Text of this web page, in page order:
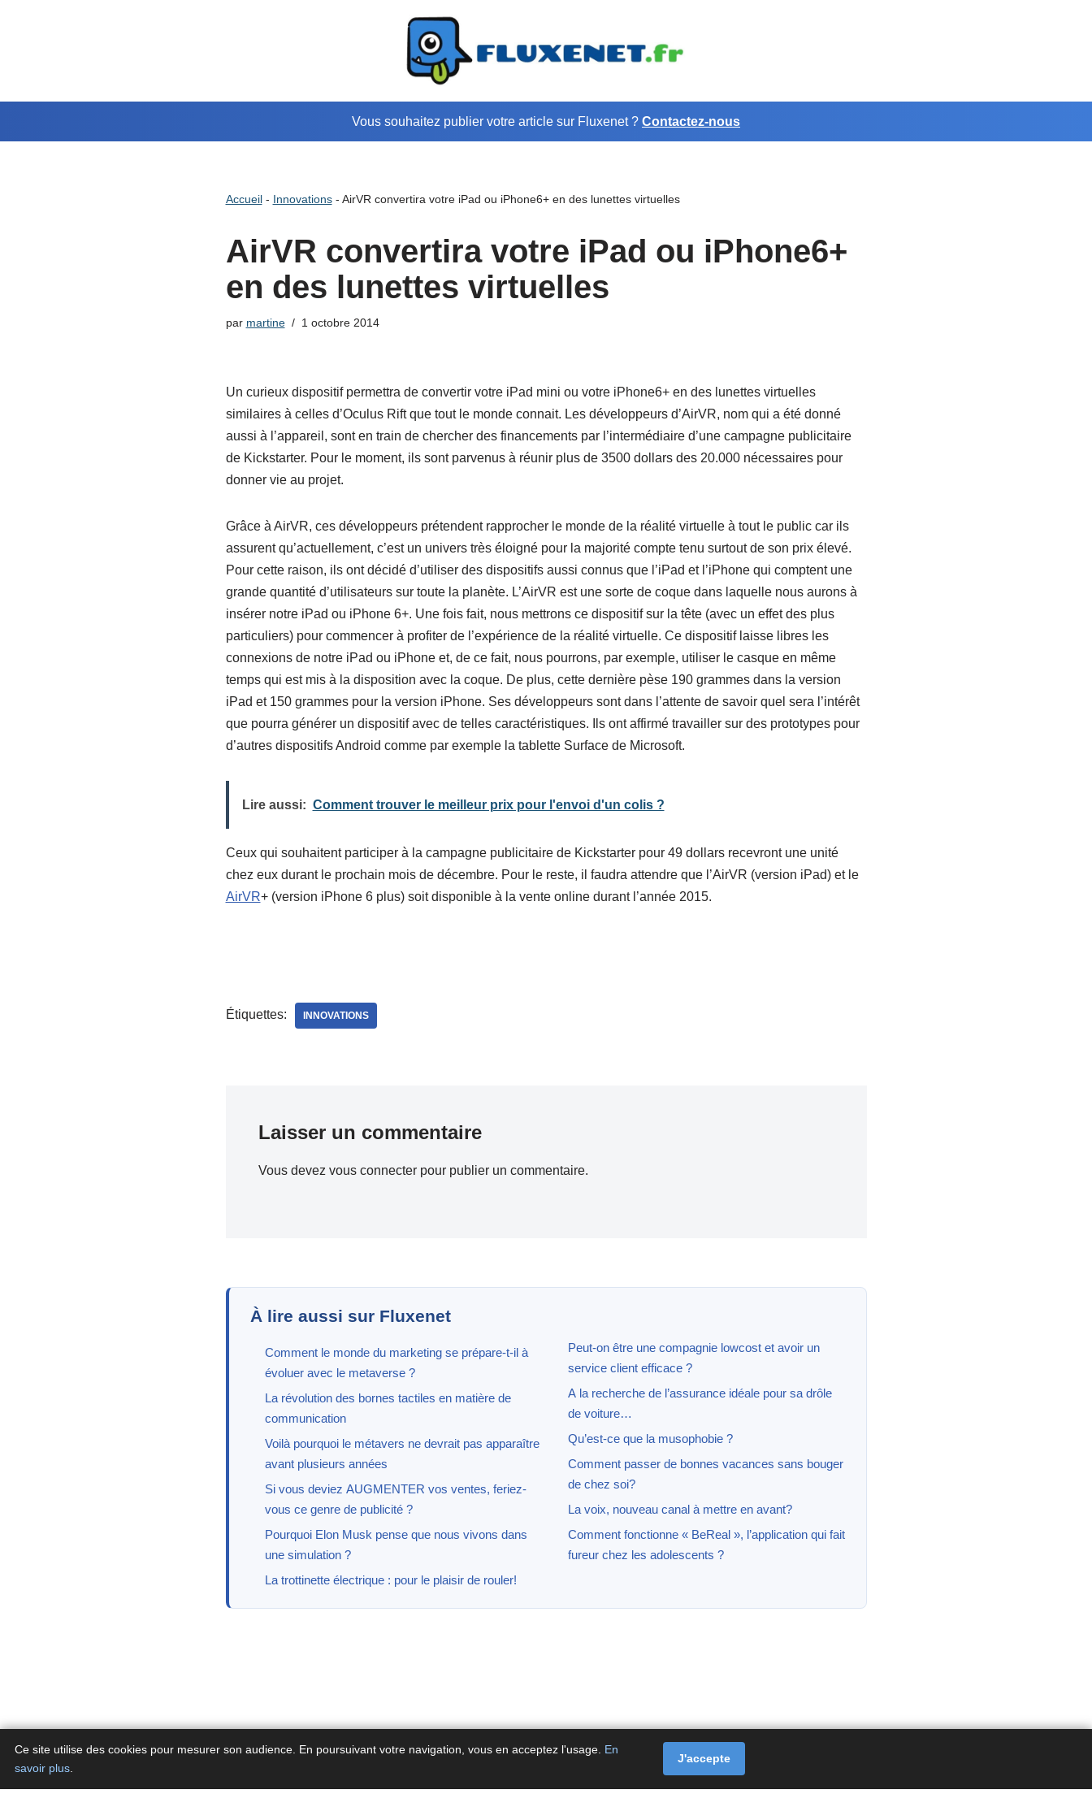
Vous souhaitez publier votre article sur Fluxenet ? Contactez-nous
Accueil- Innovations- AirVR convertira votre iPad ou iPhone6+ en des lunettes virtuelles
AirVR convertira votre iPad ou iPhone6+
en des lunettes virtuelles
par martine 1 octobre 2014
Un curieux dispositif permettra de convertir votre iPad mini ou votre iPhone6+ en des lunettes virtuelles
similaires à celles d’Oculus Rift que tout le monde connait. Les développeurs d’AirVR, nom qui a été donné
aussi à l’appareil, sont en train de chercher des financements par l’intermédiaire d’une campagne publicitaire
de Kickstarter. Pour le moment, ils sont parvenus à réunir plus de 3500 dollars des 20.000 nécessaires pour
donner vie au projet.
Grâce à AirVR, ces développeurs prétendent rapprocher le monde de la réalité virtuelle à tout le public car ils
assurent qu’actuellement, c’est un univers très éloigné pour la majorité compte tenu surtout de son prix élevé.
Pour cette raison, ils ont décidé d’utiliser des dispositifs aussi connus que l’iPad et l’iPhone qui comptent une
grande quantité d’utilisateurs sur toute la planète. L’AirVR est une sorte de coque dans laquelle nous aurons à
insérer notre iPad ou iPhone 6+. Une fois fait, nous mettrons ce dispositif sur la tête (avec un effet des plus
particuliers) pour commencer à profiter de l’expérience de la réalité virtuelle. Ce dispositif laisse libres les
connexions de notre iPad ou iPhone et, de ce fait, nous pourrons, par exemple, utiliser le casque en même
temps qui est mis à la disposition avec la coque. De plus, cette dernière pèse 190 grammes dans la version
iPad et 150 grammes pour la version iPhone. Ses développeurs sont dans l’attente de savoir quel sera l’intérêt
que pourra générer un dispositif avec de telles caractéristiques. Ils ont affirmé travailler sur des prototypes pour
d’autres dispositifs Android comme par exemple la tablette Surface de Microsoft.
Lire aussi: Comment trouver le meilleur prix pour l'envoi d'un colis ?
Ceux qui souhaitent participer à la campagne publicitaire de Kickstarter pour 49 dollars recevront une unité
chez eux durant le prochain mois de décembre. Pour le reste, il faudra attendre que l’AirVR (version iPad) et le
AirVR+ (version iPhone 6 plus) soit disponible à la vente online durant l’année 2015.
Étiquettes: INNOVATIONS
Laisser un commentaire
Vous devez vous connecterpour publier un commentaire.
À lire aussi sur Fluxenet
Comment le monde du marketing se prépare-t-il à
évoluer avec le metaverse ?
La révolution des bornes tactiles en matière de
communication
Voilà pourquoi le métavers ne devrait pas apparaître
avant plusieurs années
Si vous deviez AUGMENTER vos ventes, feriez-
vous ce genre de publicité ?
Pourquoi Elon Musk pense que nous vivons dans
une simulation ?
La trottinette électrique : pour le plaisir de rouler!
Peut-on être une compagnie lowcost et avoir un
service client efficace ?
A la recherche de l’assurance idéale pour sa drôle
de voiture…
Qu’est-ce que la musophobie ?
Comment passer de bonnes vacances sans bouger
de chez soi?
La voix, nouveau canal à mettre en avant?
Comment fonctionne « BeReal », l’application qui fait
fureur chez les adolescents ?
Ce site utilise des cookies pour mesurer son audience. En poursuivant votre navigation, vous en acceptez l'usage. En
savoir plus
J'accepte